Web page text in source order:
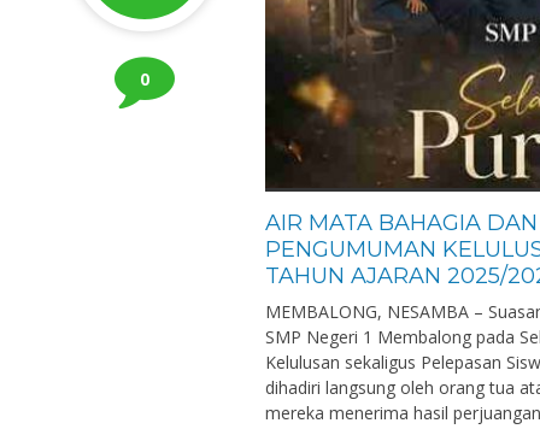
0
AIR MATA BAHAGIA
PENGUMUMAN
TAHUN AJARAN 2025/
MEMBALONG, NESAMBA –
SMP Negeri 1 Membalong pada
Kelulusan sekaligus Pelepasan
dihadiri langsung oleh orang tua
mereka menerima hasil